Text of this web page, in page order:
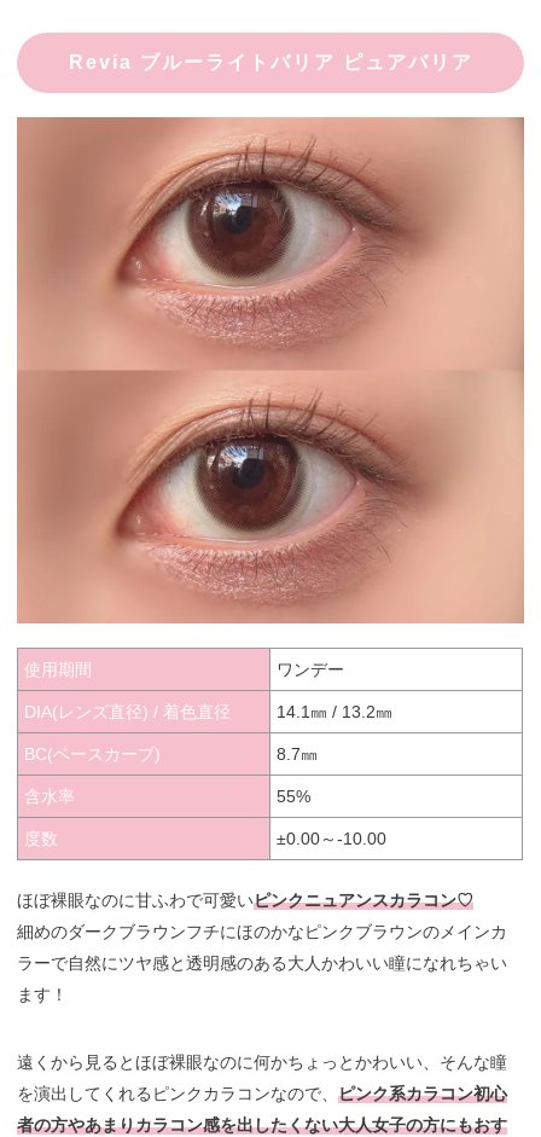
Revia ブルーライトバリア ピュアバリア
使用期間 ワンデー
DIA(レンズ直径) / 着色直径 14.1㎜ / 13.2㎜
BC(ベースカーブ) 8.7㎜
含水率 55%
度数 ±0.00～-10.00
ほぼ裸眼なのに甘ふわで可愛いピンクニュアンスカラコン♡
細めのダークブラウンフチにほのかなピンクブラウンのメインカ
ラーで自然にツヤ感と透明感のある大人かわいい瞳になれちゃい
ます！
遠くから見るとほぼ裸眼なのに何かちょっとかわいい、そんな瞳
を演出してくれるピンクカラコンなので、ピンク系カラコン初心
者の方やあまりカラコン感を出したくない大人女子の方にもおす